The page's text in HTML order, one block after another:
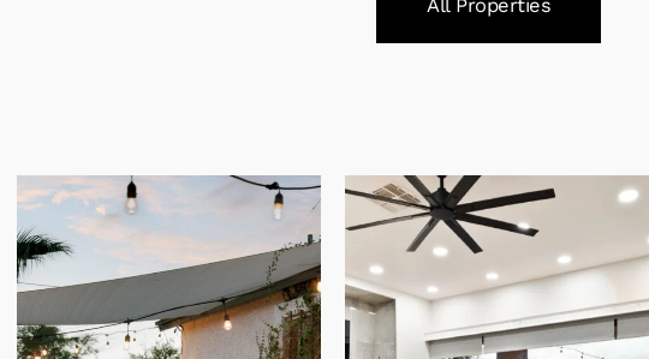
All Properties